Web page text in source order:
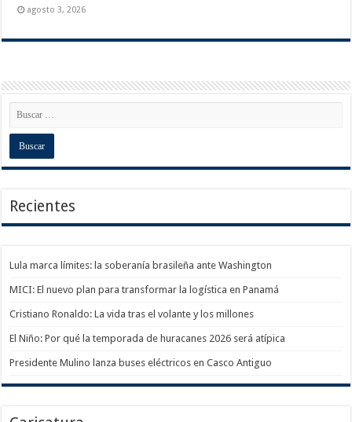
agosto 3, 2026
Recientes
Lula marca límites: la soberanía brasileña ante Washington
MICI: El nuevo plan para transformar la logística en Panamá
Cristiano Ronaldo: La vida tras el volante y los millones
El Niño: Por qué la temporada de huracanes 2026 será atípica
Presidente Mulino lanza buses eléctricos en Casco Antiguo